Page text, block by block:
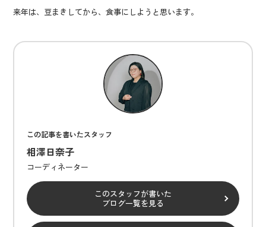
来年は、豆まきしてから、食事にしようと思います。
この記事を書いたスタッフ
相澤日奈子
コーディネーター
このスタッフが書いた
ブログ一覧を見る